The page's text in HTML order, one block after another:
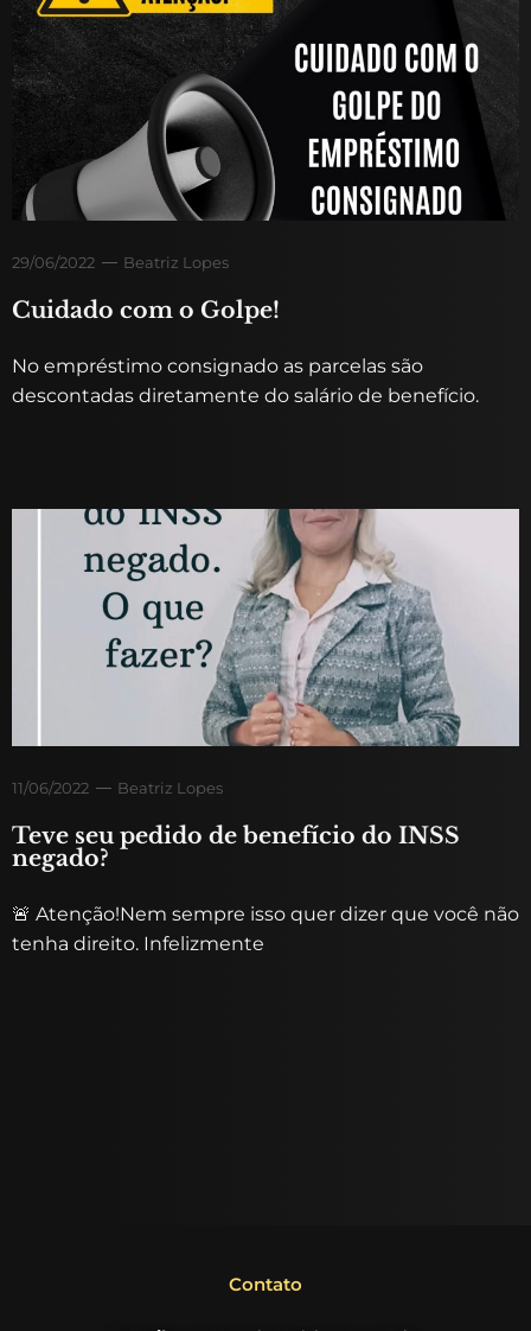
29/06/2022 Beatriz Lopes
Cuidado com o Golpe!
No empréstimo consignado as parcelas são
descontadas diretamente do salário de benefício.
11/06/2022 Beatriz Lopes
Teve seu pedido de benefício do INSS
negado?
🚨 Atenção!Nem sempre isso quer dizer que você não
tenha direito. Infelizmente
Contato